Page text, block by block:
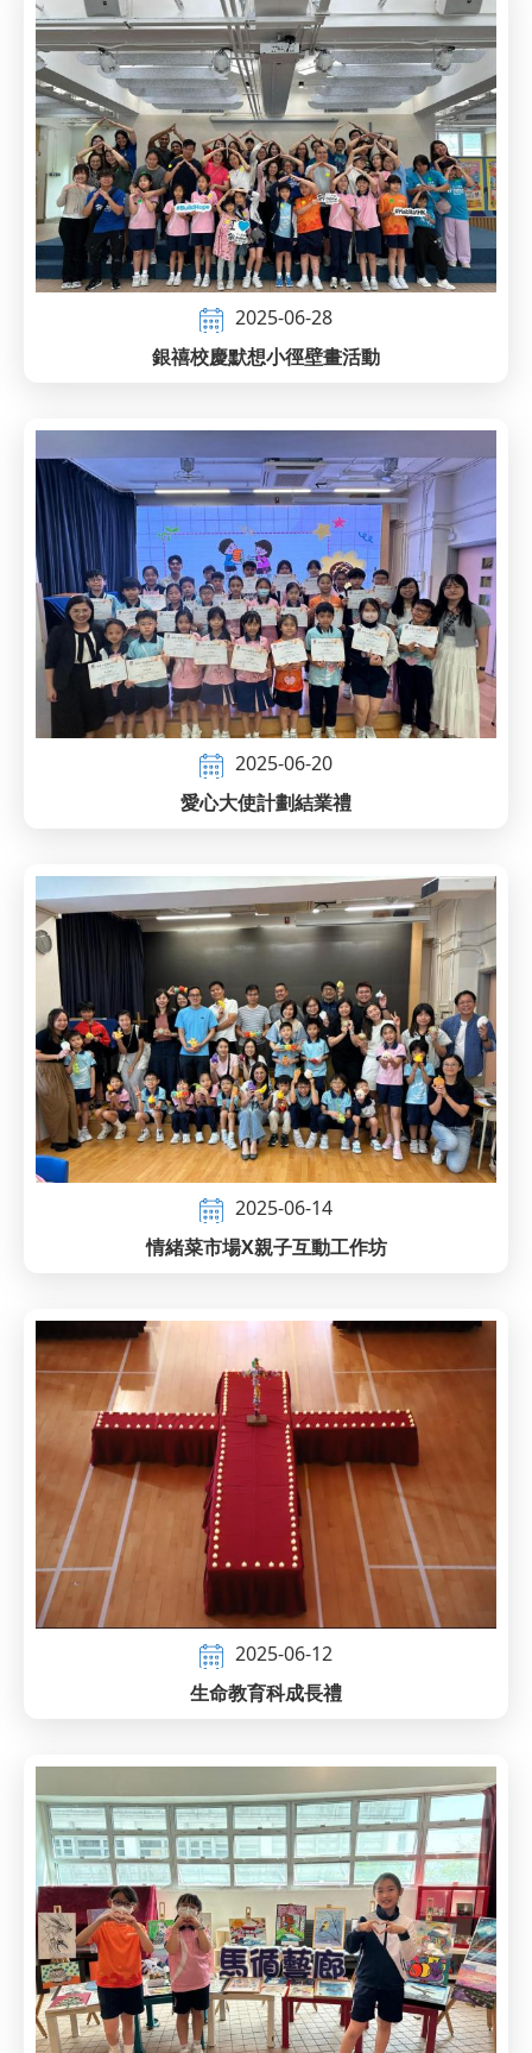
2025-06-28
銀禧校慶默想小徑壁畫活動
2025-06-20
愛心大使計劃結業禮
2025-06-14
情緒菜市場X親子互動工作坊
2025-06-12
生命教育科成長禮